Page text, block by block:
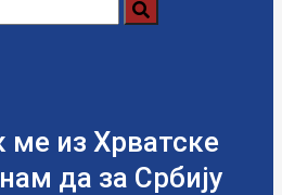
ме из Хрватске
да за Србију